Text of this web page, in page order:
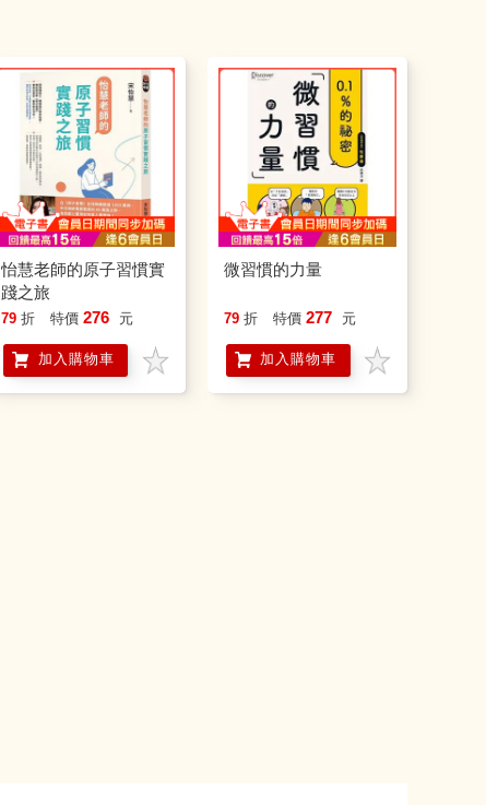
怡慧老師的原子習慣實
踐之旅
79 折 特價 276 元
加入購物車
微習慣的力量
79 折 特價 277 元
加入購物車